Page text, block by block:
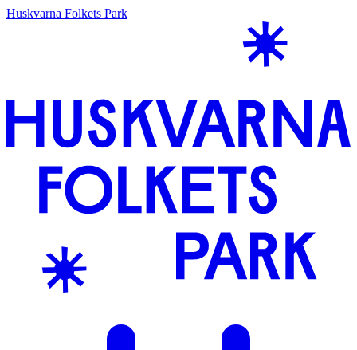
Huskvarna Folkets Park